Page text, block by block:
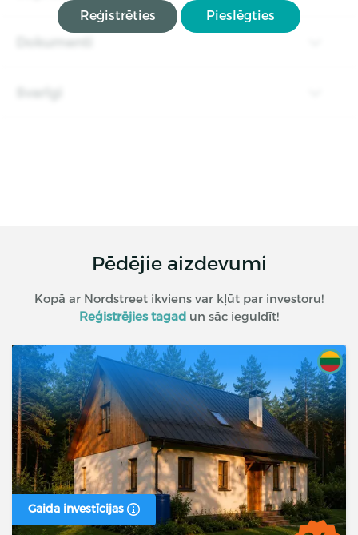
Reģistrēties Pieslēgties
Dokumenti
Svarīgi
Pēdējie aizdevumi
Kopā ar Nordstreet ikviens var kļūt par investoru!
Reģistrējies tagad un sāc ieguldīt!
Gaida investīcijas